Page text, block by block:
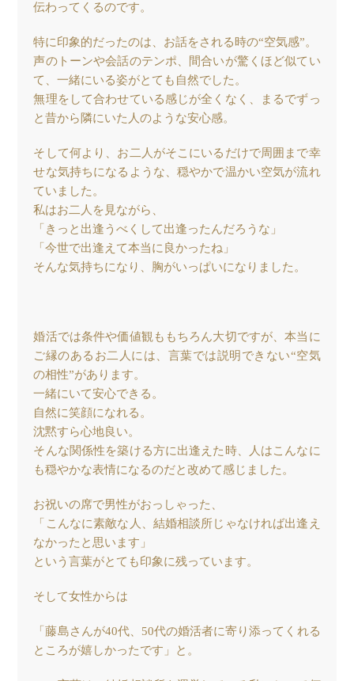
伝わってくるのです。
特に印象的だったのは、お話をされる時の“空気感”。
声のトーンや会話のテンポ、間合いが驚くほど似てい
て、一緒にいる姿がとても自然でした。
無理をして合わせている感じが全くなく、まるでずっ
と昔から隣にいた人のような安心感。
そして何より、お二人がそこにいるだけで周囲まで幸
せな気持ちになるような、穏やかで温かい空気が流れ
ていました。
私はお二人を見ながら、
「きっと出逢うべくして出逢ったんだろうな」
「今世で出逢えて本当に良かったね」
そんな気持ちになり、胸がいっぱいになりました。
婚活では条件や価値観ももちろん大切ですが、本当に
ご縁のあるお二人には、言葉では説明できない“空気
の相性”があります。
一緒にいて安心できる。
自然に笑顔になれる。
沈黙すら心地良い。
そんな関係性を築ける方に出逢えた時、人はこんなに
も穏やかな表情になるのだと改めて感じました。
お祝いの席で男性がおっしゃった、
「こんなに素敵な人、結婚相談所じゃなければ出逢え
なかったと思います」
という言葉がとても印象に残っています。
そして女性からは
「藤島さんが40代、50代の婚活者に寄り添ってくれる
ところが嬉しかったです」と。